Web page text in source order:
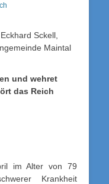
Sckell,
Maintal
und wehret
das Reich
im Alter von 79
Krankheit